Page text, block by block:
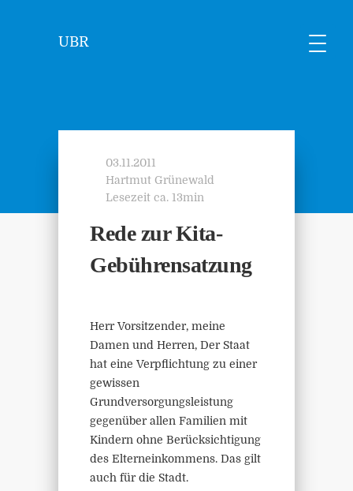
UBR
03.11.2011
Hartmut Grünewald
Lesezeit ca. 13min
Rede zur Kita-
Gebührensatzung
Herr Vorsitzender, meine
Damen und Herren, Der Staat
hat eine Verpflichtung zu einer
gewissen
Grundversorgungsleistung
gegenüber allen Familien mit
Kindern ohne Berücksichtigung
des Elterneinkommens. Das gilt
auch für die Stadt.